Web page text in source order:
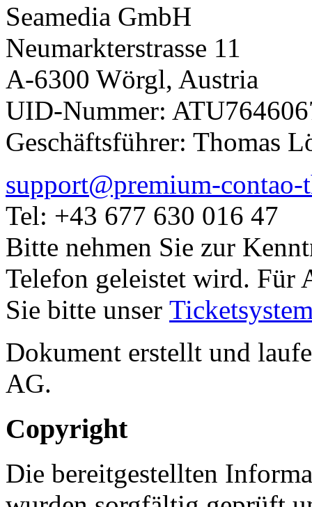
Seamedia GmbH
Neumarkterstrasse 11
A-6300 Wörgl, Austria
UID-Nummer:
Geschäftsführer: Thomas
support@premium-contao-
Tel: +43 677 630 016 47
Bitte nehmen Sie zur
Telefon geleistet wird. Für
Sie bitte unser
Dokument erstellt und
AG.
Copyright
Die bereitgestellten